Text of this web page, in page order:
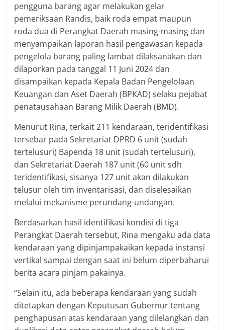
pengguna barang agar melakukan gelar
pemeriksaan Randis, baik roda empat maupun
roda dua di Perangkat Daerah masing-masing dan
menyampaikan laporan hasil pengawasan kepada
pengelola barang paling lambat dilaksanakan dan
dilaporkan pada tanggal 11 Juni 2024 dan
disampaikan kepada Kepala Badan Pengelolaan
Keuangan dan Aset Daerah (BPKAD) selaku pejabat
penatausahaan Barang Milik Daerah (BMD).
Menurut Rina, terkait 211 kendaraan, teridentifikasi
tersebar pada Sekretariat DPRD 6 unit (sudah
tertelusuri) Bapenda 18 unit (sudah tertelusuri),
dan Sekretariat Daerah 187 unit (60 unit sdh
teridentifikasi, sisanya 127 unit akan dilakukan
telusur oleh tim inventarisasi, dan diselesaikan
melalui mekanisme perundang-undangan.
Berdasarkan hasil identifikasi kondisi di tiga
Perangkat Daerah tersebut, Rina mengaku ada data
kendaraan yang dipinjampakaikan kepada instansi
vertikal sampai dengan saat ini belum diperbaharui
berita acara pinjam pakainya.
“Selain itu, ada beberapa kendaraan yang sudah
ditetapkan dengan Keputusan Gubernur tentang
penghapusan atas kendaraan yang dilelangkan dan